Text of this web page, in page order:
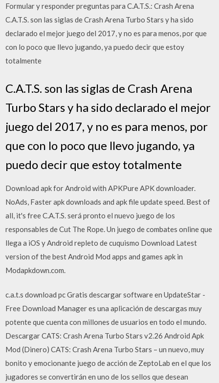
Formular y responder preguntas para C.A.T.S.: Crash Arena
C.A.T.S. son las siglas de Crash Arena Turbo Stars y ha sido
declarado el mejor juego del 2017, y no es para menos, por que
con lo poco que llevo jugando, ya puedo decir que estoy
totalmente
C.A.T.S. son las siglas de Crash Arena
Turbo Stars y ha sido declarado el mejor
juego del 2017, y no es para menos, por
que con lo poco que llevo jugando, ya
puedo decir que estoy totalmente
Download apk for Android with APKPure APK downloader.
NoAds, Faster apk downloads and apk file update speed. Best of
all, it's free C.A.T.S. será pronto el nuevo juego de los
responsables de Cut The Rope. Un juego de combates online que
llega a iOS y Android repleto de cuquismo Download Latest
version of the best Android Mod apps and games apk in
Modapkdown.com.
c.a.t.s download pc Gratis descargar software en UpdateStar -
Free Download Manager es una aplicación de descargas muy
potente que cuenta con millones de usuarios en todo el mundo.
Descargar CATS: Crash Arena Turbo Stars v2.26 Android Apk
Mod (Dinero) CATS: Crash Arena Turbo Stars – un nuevo, muy
bonito y emocionante juego de acción de ZeptoLab en el que los
jugadores se convertirán en uno de los sellos que desean